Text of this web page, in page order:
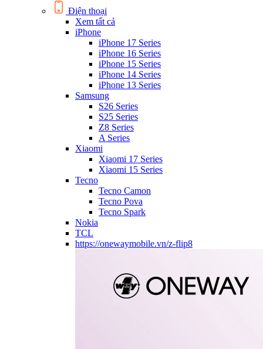
Điện thoại
Xem tất cả
iPhone
iPhone 17 Series
iPhone 16 Series
iPhone 15 Series
iPhone 14 Series
iPhone 13 Series
Samsung
S26 Series
S25 Series
Z8 Series
A Series
Xiaomi
Xiaomi 17 Series
Xiaomi 15 Series
Tecno
Tecno Camon
Tecno Pova
Tecno Spark
Nokia
TCL
https://onewaymobile.vn/z-flip8